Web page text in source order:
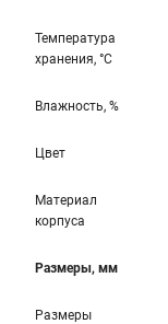
Температура
хранения, °С
Влажность, %
Цвет
Материал
корпуса
Размеры, мм
Размеры